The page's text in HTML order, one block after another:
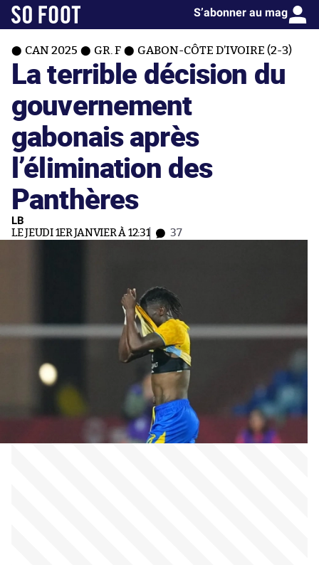
S’abonner au mag
CAN 2025 GR. F GABON-CÔTE D’IVOIRE (2-3)
La terrible décision du
gouvernement
gabonais après
l’élimination des
Panthères
LB
LE JEUDI 1ER JANVIER À 12:31 37